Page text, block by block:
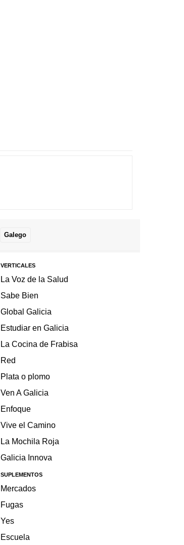
Galego
VERTICALES
La Voz de la Salud
Sabe Bien
Global Galicia
Estudiar en Galicia
La Cocina de Frabisa
Red
Plata o plomo
Ven A Galicia
Enfoque
Vive el Camino
La Mochila Roja
Galicia Innova
SUPLEMENTOS
Mercados
Fugas
Yes
Escuela